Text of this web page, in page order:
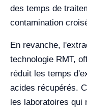
des temps de
contamination
En revanche,
technologie RMT,
réduit les temps
acides récupérés.
les laboratoires